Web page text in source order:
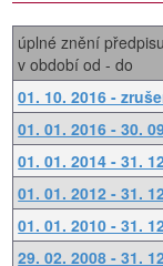
úplné znění předpisu
v období od - do
01. 10. 2016 -
01. 01. 2016 - 30.
01. 01. 2014 - 31.
01. 01. 2012 - 31.
01. 01. 2010 - 31.
29. 02. 2008 - 31.